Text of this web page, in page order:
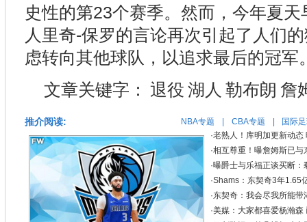
史性的第23个赛季。然而，今年夏
人里奇-保罗的言论再次引起了人们
虑转向其他球队，以追求最后的冠军
文章关键字： 退役 湖人 勒布朗 詹
推介阅读: NBA专题 CBA专题
国际
·老熟人！库明加更新动态
·相互尊重！曝詹姆斯已与
·曝爵士与乐福正谈买断
·Shams：东契奇3年1.65
·东契奇：我会尽我所能
·美媒：大家都喜爱杨瀚森